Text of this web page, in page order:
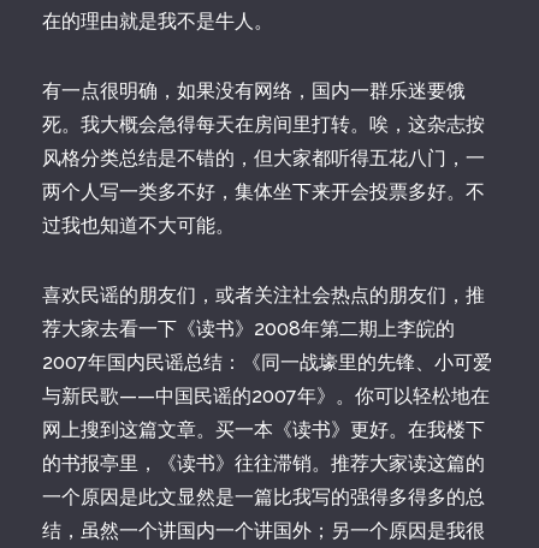
在的理由就是我不是牛人。
有一点很明确，如果没有网络，国内一群乐迷要饿
死。我大概会急得每天在房间里打转。唉，这杂志按
风格分类总结是不错的，但大家都听得五花八门，一
两个人写一类多不好，集体坐下来开会投票多好。不
过我也知道不大可能。
喜欢民谣的朋友们，或者关注社会热点的朋友们，推
荐大家去看一下《读书》2008年第二期上李皖的
2007年国内民谣总结：《同一战壕里的先锋、小可爱
与新民歌——中国民谣的2007年》。你可以轻松地在
网上搜到这篇文章。买一本《读书》更好。在我楼下
的书报亭里，《读书》往往滞销。推荐大家读这篇的
一个原因是此文显然是一篇比我写的强得多得多的总
结，虽然一个讲国内一个讲国外；另一个原因是我很